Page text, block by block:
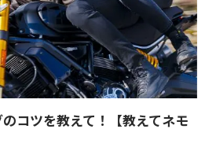
コツを教えて！【教えてネモ